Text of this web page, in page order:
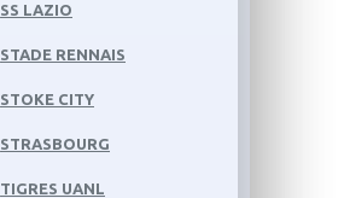
SS LAZIO
STADE RENNAIS
STOKE CITY
STRASBOURG
TIGRES UANL